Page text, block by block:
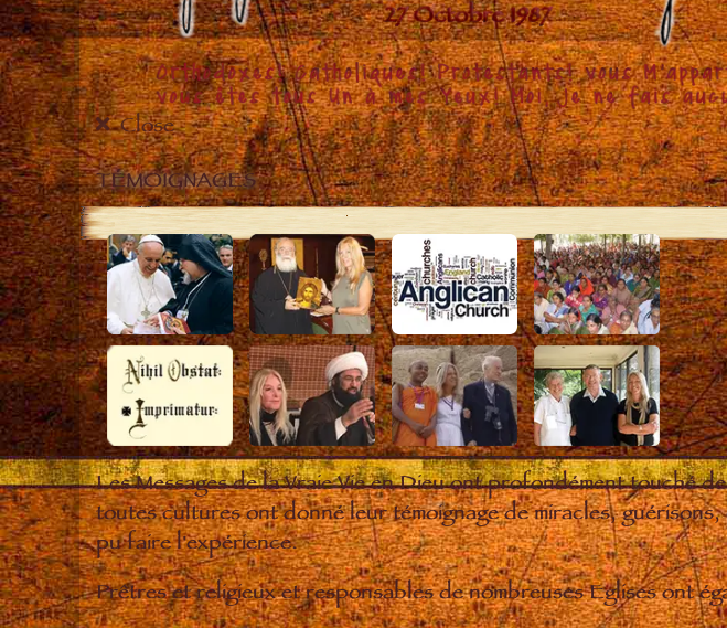
Close
TÉMOIGNAGES
Les Messages de la Vraie Vie en Dieu ont profondément touché
toutes cultures ont donné leur témoignage de miracles,
pu faire l'expérience.
Prêtres et religieux et responsables de nombreuses Eglises ont